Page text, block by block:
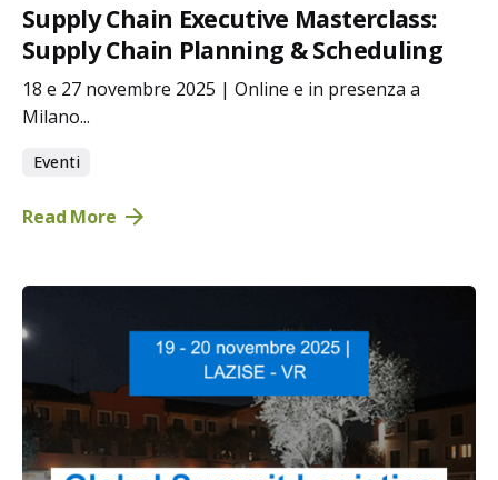
Supply Chain Executive Masterclass:
Supply Chain Planning & Scheduling
18 e 27 novembre 2025 | Online e in presenza a
Milano...
Eventi
Read More